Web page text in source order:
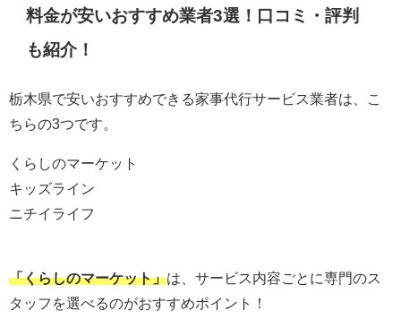
料金が安いおすすめ業者3選！口コミ・評判
も紹介！
栃木県で安いおすすめできる家事代行サービス業者は、こ
ちらの3つです。
くらしのマーケット
キッズライン
ニチイライフ
「くらしのマーケット」は、サービス内容ごとに専門のス
タッフを選べるのがおすすめポイント！